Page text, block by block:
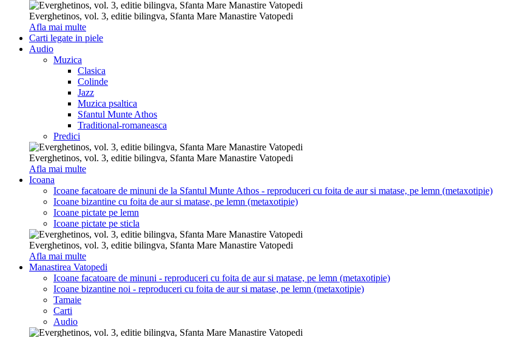
Everghetinos, vol. 3, editie bilingva, Sfanta Mare Manastire Vatopedi
Afla mai multe
Carti legate in piele
Audio
Muzica
Clasica
Colinde
Jazz
Muzica psaltica
Sfantul Munte Athos
Traditional-romaneasca
Predici
Everghetinos, vol. 3, editie bilingva, Sfanta Mare Manastire Vatopedi
Afla mai multe
Icoana
Icoane facatoare de minuni de la Sfantul Munte Athos - reproduceri cu foita de aur si matase, pe lemn (metaxotipie)
Icoane bizantine cu foita de aur si matase, pe lemn (metaxotipie)
Icoane pictate pe lemn
Icoane pictate pe sticla
Everghetinos, vol. 3, editie bilingva, Sfanta Mare Manastire Vatopedi
Afla mai multe
Manastirea Vatopedi
Icoane facatoare de minuni - reproduceri cu foita de aur si matase, pe lemn (metaxotipie)
Icoane bizantine noi - reproduceri cu foita de aur si matase, pe lemn (metaxotipie)
Tamaie
Carti
Audio